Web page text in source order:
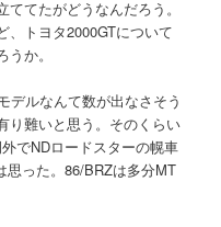
てたがどうなんだろう。
、トヨタ2000GTについて
か。
デルなんて数が出なさそう
り難いと思う。そのくらい
でNDロードスターの幌車
思った。86/BRZは多分MT